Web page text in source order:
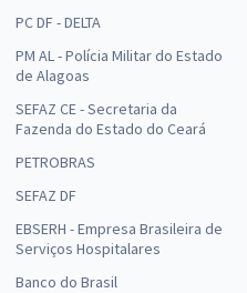
PC DF - DELTA
PM AL - Polícia Militar do Estado
de Alagoas
SEFAZ CE - Secretaria da
Fazenda do Estado do Ceará
PETROBRAS
SEFAZ DF
EBSERH - Empresa Brasileira de
Serviços Hospitalares
Banco do Brasil